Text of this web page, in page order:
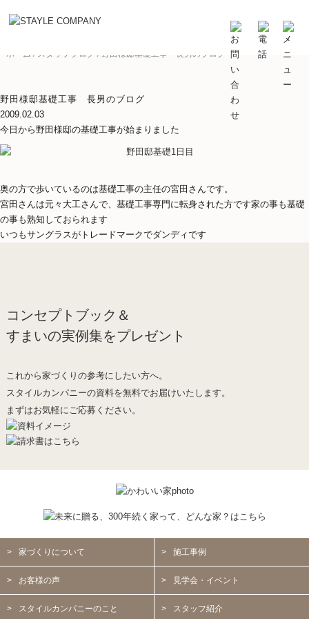
ホーム / スタッフブログ / 野田様邸基礎工事 長男のブログ
野田様邸基礎工事 長男のブログ
2009.02.03
今日から野田様邸の基礎工事が始まりました
奥の方で歩いているのは基礎工事の主任の宮田さんです。
宮田さんは元々大工さんで、基礎工事専門に転身された方です家の事も基礎
の事も熟知しておられます
いつもサングラスがトレードマークでダンディです
コンセプトブック＆
すまいの実例集をプレゼント
これから家づくりの参考にしたい方へ。
スタイルカンパニーの資料を無料でお届けいたします。
まずはお気軽にご応募ください。
家づくりについて 施工事例
お客様の声 見学会・イベント
スタイルカンパニーのこと スタッフ紹介